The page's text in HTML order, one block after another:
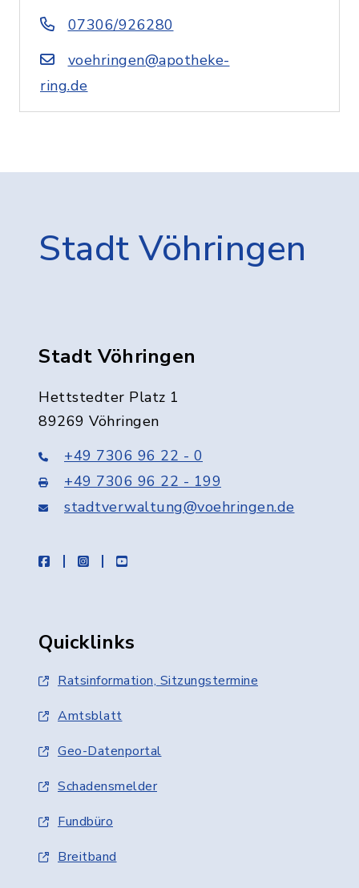
07306/926280
voehringen@apotheke-
ring.de
Stadt Vöhringen
Stadt Vöhringen
Hettstedter Platz 1
89269 Vöhringen
+49 7306 96 22 - 0
+49 7306 96 22 - 199
stadtverwaltung@voehringen.de
facebookinstagramyoutube
Quicklinks
Ratsinformation, Sitzungstermine
Amtsblatt
Geo-Datenportal
Schadensmelder
Fundbüro
Breitband